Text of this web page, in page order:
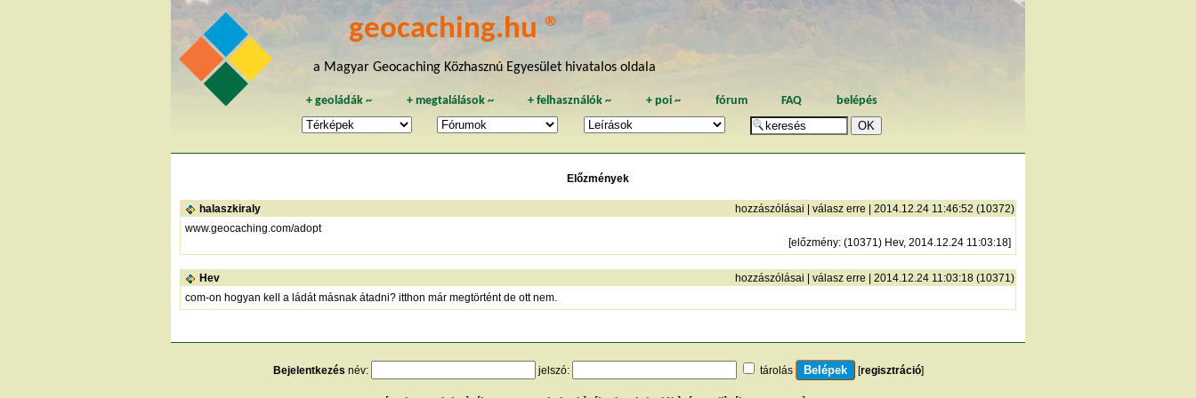
geocaching.hu ®
a Magyar Geocaching Közhasznú Egyesület hivatalos oldala
+geoládák ~ + megtalálások~ +felhasználók ~ + poi~ fórum FAQ belépés
Előzmények
halaszkiraly hozzászólásai válasz erre | 2014.12.24 11:46:52 (10372)
www.geocaching.com/adopt
[előzmény: (10371) Hev, 2014.12.24 11:03:18]
Hev hozzászólásai válasz erre | 2014.12.24 11:03:18 (10371)
com-on hogyan kell a ládát másnak átadni? itthon már megtörtént de ott nem.
Bejelentkezés név: jelszó: tárolás [regisztráció]